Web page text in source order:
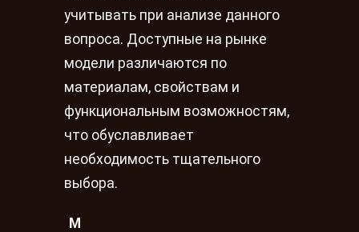
учитывать при анализе данного
вопроса. Доступные на рынке
модели различаются по
материалам, свойствам и
функциональным возможностям,
что обуславливает
необходимость тщательного
выбора.
М